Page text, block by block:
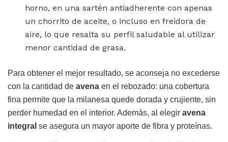
horno, en una sartén antiadherente con apenas
un chorrito de aceite, o incluso en freidora de
aire, lo que resalta su perfil saludable al utilizar
menor cantidad de grasa.
Para obtener el mejor resultado, se aconseja no excederse
con la cantidad de avena en el rebozado: una cobertura
fina permite que la milanesa quede dorada y crujiente, sin
perder humedad en el interior. Además, al elegir avena
integral se asegura un mayor aporte de fibra y proteínas.